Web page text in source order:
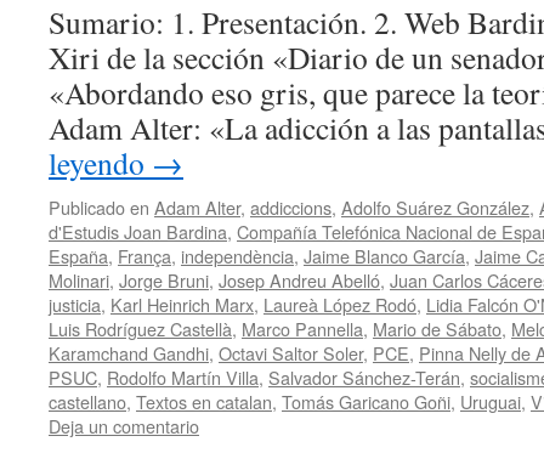
Sumario: 1. Presentación. 2. Web
Xiri de la sección «Diario de un
«Abordando eso gris, que parece la
Adam Alter: «La adicción a las
leyendo →
Publicado en Adam Alter, addiccions, Adolfo Suárez González,
d'Estudis Joan Bardina, Compañía Telefónica Nacional de
España, França, independència, Jaime Blanco García, Jaime
Molinari, Jorge Bruni, Josep Andreu Abelló, Juan Carlos
justicia, Karl Heinrich Marx, Laureà López Rodó, Lidia Falcón
Luis Rodríguez Castellà, Marco Pannella, Mario de Sábato,
Karamchand Gandhi, Octavi Saltor Soler, PCE, Pinna Nelly de
PSUC, Rodolfo Martín Villa, Salvador Sánchez-Terán,
castellano, Textos en catalan, Tomás Garicano Goñi, Uruguai,
Deja un comentario